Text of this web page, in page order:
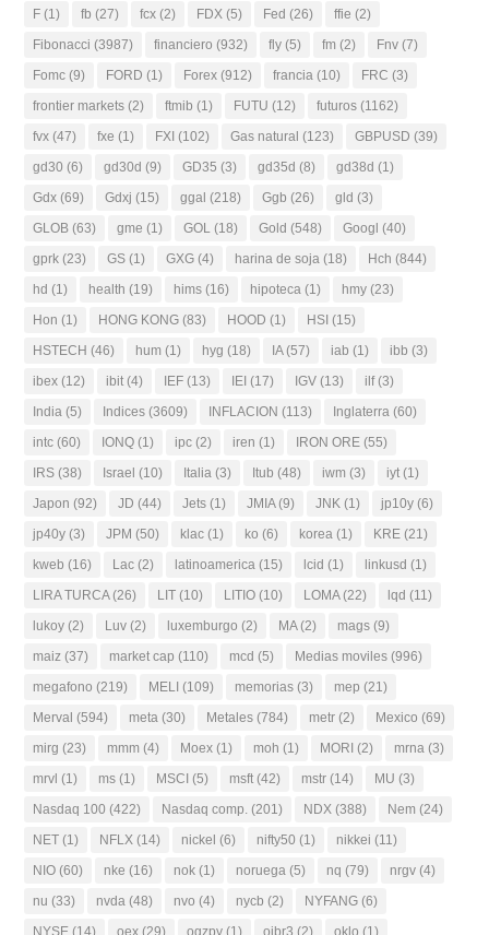
F (1) fb (27) fcx (2) FDX (5) Fed (26) ffie (2)
Fibonacci (3987) financiero (932) fly (5) fm (2) Fnv (7)
Fomc (9) FORD (1) Forex (912) francia (10) FRC (3)
frontier markets (2) ftmib (1) FUTU (12) futuros (1162)
fvx (47) fxe (1) FXI (102) Gas natural (123) GBPUSD (39)
gd30 (6) gd30d (9) GD35 (3) gd35d (8) gd38d (1)
Gdx (69) Gdxj (15) ggal (218) Ggb (26) gld (3)
GLOB (63) gme (1) GOL (18) Gold (548) Googl (40)
gprk (23) GS (1) GXG (4) harina de soja (18) Hch (844)
hd (1) health (19) hims (16) hipoteca (1) hmy (23)
Hon (1) HONG KONG (83) HOOD (1) HSI (15)
HSTECH (46) hum (1) hyg (18) IA(57) iab (1) ibb (3)
ibex (12) ibit (4) IEF (13) IEI (17) IGV (13) ilf(3)
India (5) Indices (3609) INFLACION (113) Inglaterra (60)
intc (60) IONQ (1) ipc (2) iren (1) IRON ORE (55)
IRS (38) Israel (10) Italia (3) Itub (48) iwm (3) iyt (1)
Japon (92) JD (44) Jets (1) JMIA(9) JNK (1) jp10y (6)
jp40y (3) JPM (50) klac (1) ko (6) korea (1) KRE (21)
kweb (16) Lac (2) latinoamerica (15) lcid (1) linkusd (1)
LIRA TURCA(26) LIT (10) LITIO (10) LOMA(22) lqd (11)
lukoy (2) Luv (2) luxemburgo (2) MA(2) mags (9)
maiz (37) market cap (110) mcd (5) Medias moviles (996)
megafono (219) MELI (109) memorias (3) mep (21)
Merval (594) meta (30) Metales (784) metr (2) Mexico (69)
mirg (23) mmm (4) Moex (1) moh (1) MORI (2) mrna (3)
mrvl (1) ms (1) MSCI (5) msft (42) mstr (14) MU (3)
Nasdaq 100 (422) Nasdaq comp. (201) NDX (388) Nem (24)
NET (1) NFLX (14) nickel (6) nifty50 (1) nikkei (11)
NIO (60) nke (16) nok (1) noruega (5) nq (79) nrgv (4)
nu (33) nvda (48) nvo (4) nycb (2) NYFANG (6)
NYSE (14) oex (29) ogzpy (1) oibr3 (2) oklo (1)